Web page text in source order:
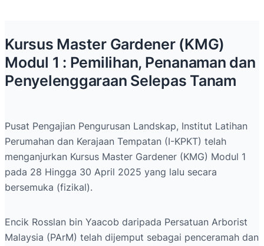
Kursus Master Gardener (KMG)
Modul 1 : Pemilihan, Penanaman dan
Penyelenggaraan Selepas Tanam
Pusat Pengajian Pengurusan Landskap, Institut Latihan
Perumahan dan Kerajaan Tempatan (I-KPKT) telah
menganjurkan Kursus Master Gardener (KMG) Modul 1
pada 28 Hingga 30 April 2025 yang lalu secara
bersemuka (fizikal).
Encik Rosslan bin Yaacob daripada Persatuan Arborist
Malaysia (PArM) telah dijemput sebagai penceramah dan